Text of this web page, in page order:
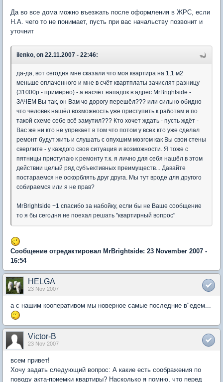
Да во все дома можно въезжать после оформления в ЖРС, если
Н.А. чего то не понимает, пусть при вас начальству позвонит и
уточнит
ilenko, on 22.11.2007 - 22:46:
да-да, вот сегодня мне сказали что моя квартира на 1,1 м2
меньше оплаченного и мне в счёт квартплаты зачислят разницу
(31000р - примерно) - а насчёт нападок в адрес MrBrightside -
ЗАЧЕМ Вы так, он Вам чо дорогу перешёл??? или сильно обидно
что человек нашёл возможность уже приступить к работам и по
такой схеме себе всё замутил??? Кто хочет ждать - пусть ждёт -
Вас же ни кто не упрекает в том что потом у всех кто уже сделал
ремонт будут жить и слушать с опухшим мозгом как Вы свои стены
сверлите - у каждого своя ситуация и возможности. Я тоже с
пятницы приступаю к ремонту т.к. я лично для себя нашёл в этом
действии целый ряд субъективных преимуществ... Давайте
постараемся не оскорблять друг друга. Мы тут вроде для другого
собираемся или я не прав?
MrBrightside +1 спасибо за набойку, если бы не Ваше сообщение
то я бы сегодня не поехал решать "квартирный вопрос"
Сообщение отредактировал MrBrightside: 23 November 2007 -
16:54
HELGA
23 Nov 2007
а с нашим кооперативом мы новерное самые последние в"едем...
Victor-B
23 Nov 2007
всем привет!
Хочу задать следующий вопрос: А какие есть соображения по
поводу акта-приемки квартиры? Насколько я помню, что перед